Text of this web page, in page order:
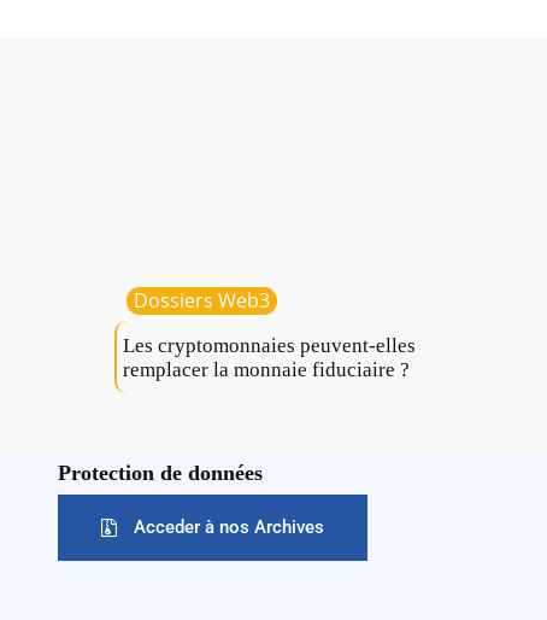
Dossiers Web3
Les cryptomonnaies peuvent-elles
remplacer la monnaie fiduciaire ?
Protection de données
Acceder à nos Archives